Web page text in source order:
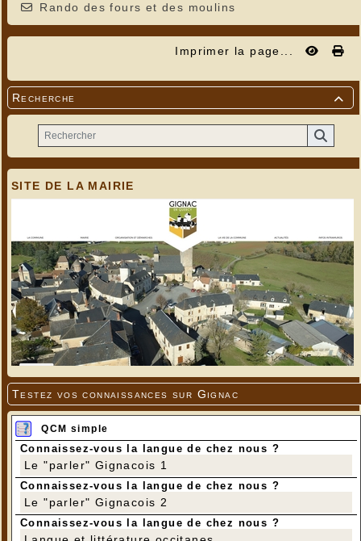
Rando des fours et des moulins
Imprimer la page...

Recherche
SITE DE LA MAIRIE
Testez vos connaissances sur Gignac
QCM simple
Connaissez-vous la langue de chez nous ?
Le "parler" Gignacois 1
Connaissez-vous la langue de chez nous ?
Le "parler" Gignacois 2
Connaissez-vous la langue de chez nous ?